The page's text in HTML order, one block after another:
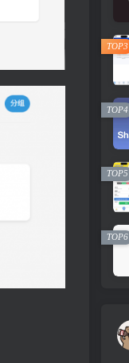
TOP3
TOP4
TOP5
TOP6